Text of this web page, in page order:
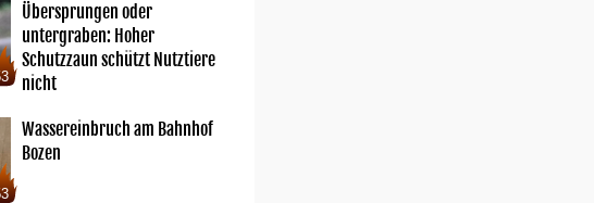
Übersprungen oder
untergraben: Hoher
Schutzzaun schützt Nutztiere
nicht
Wassereinbruch am Bahnhof
Bozen